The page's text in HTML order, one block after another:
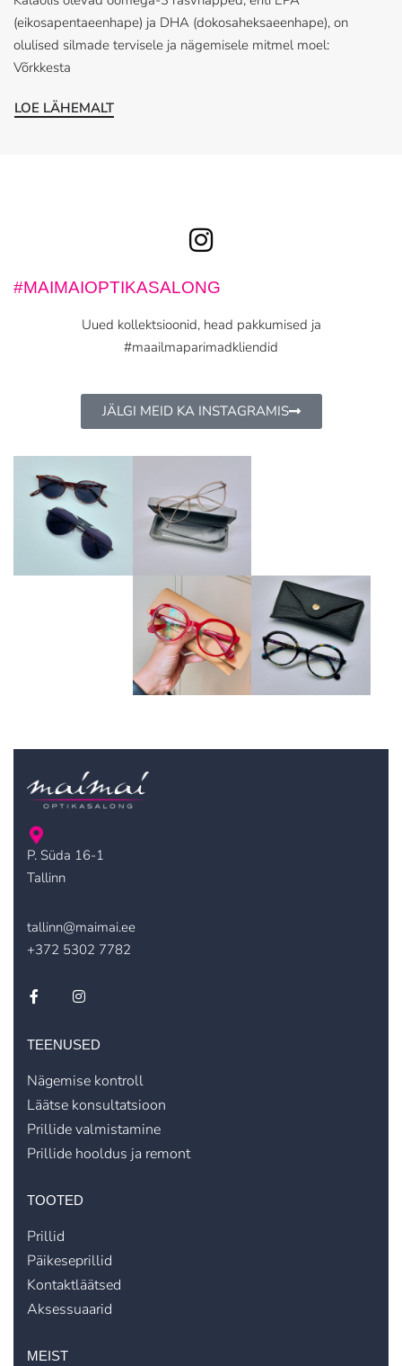
(eikosapentaeenhape) ja DHA (dokosaheksaeenhape), on
olulised silmade tervisele ja nägemisele mitmel moel:
Võrkkesta
LOE LÄHEMALT
#MAIMAIOPTIKASALONG
Uued kollektsioonid, head pakkumised ja
#maailmaparimadkliendid
JÄLGI MEID KA INSTAGRAMIS
P. Süda 16-1
Tallinn
tallinn@maimai.ee
+372 5302 7782
TEENUSED
Nägemise kontroll
Läätse konsultatsioon
Prillide valmistamine
Prillide hooldus ja remont
TOOTED
Prillid
Päikeseprillid
Kontaktläätsed
Aksessuaarid
MEIST